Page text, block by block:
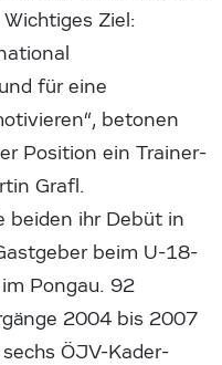
Ziel:
für eine
betonen
Position ein Trainer-
Grafl.
beiden ihr Debüt in
beim U-18-
Pongau. 92
2004 bis 2007
ÖJV-Kader-